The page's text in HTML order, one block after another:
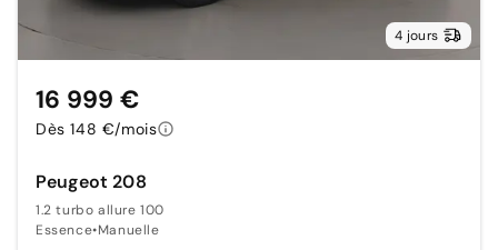
4 jours
Peugeot 208
1.2 turbo allure 100
Essence•Manuelle
16 999 €
Dès 148 €/mois